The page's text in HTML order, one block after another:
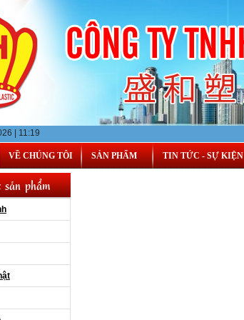
| 11:19
VỀ CHÚNG TÔI SẢN PHẨM TIN TỨC - SỰ KIỆN
phẩm